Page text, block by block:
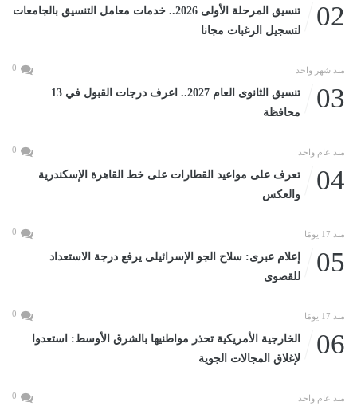
02
تنسيق المرحلة الأولى 2026.. خدمات معامل التنسيق بالجامعات
لتسجيل الرغبات مجانا
منذ شهر واحد 0
03
تنسيق الثانوى العام 2027.. اعرف درجات القبول في 13
محافظة
منذ عام واحد 0
04
تعرف على مواعيد القطارات على خط القاهرة الإسكندرية
والعكس
منذ 17 يومًا 0
05
إعلام عبرى: سلاح الجو الإسرائيلى يرفع درجة الاستعداد
للقصوى
منذ 17 يومًا 0
06
الخارجية الأمريكية تحذر مواطنيها بالشرق الأوسط: استعدوا
لإغلاق المجالات الجوية
منذ عام واحد 0